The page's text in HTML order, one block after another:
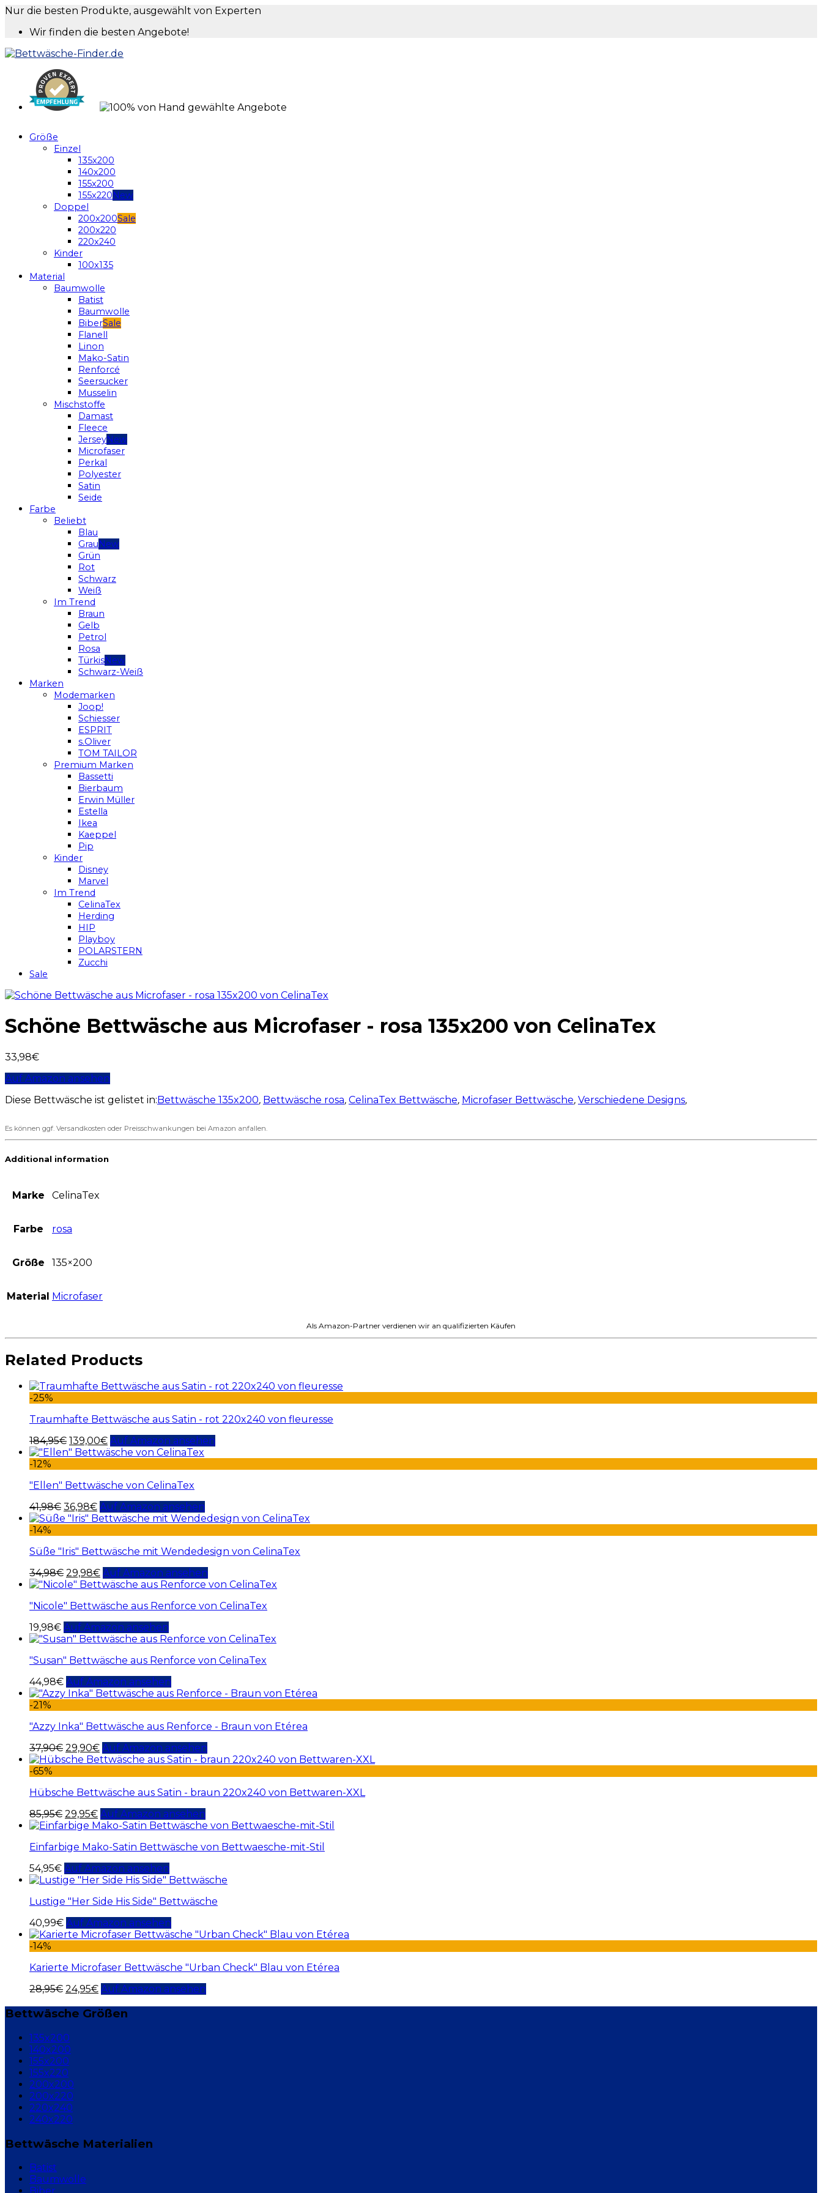
Nur die besten Produkte, ausgewählt von Experten
Wir finden die besten Angebote!
Größe
Einzel
135x200
140x200
155x200
155x220
Doppel
200x200
200x220
220x240
Kinder
100x135
Material
Baumwolle
Batist
Baumwolle
Biber
Flanell
Linon
Mako-Satin
Renforcé
Seersucker
Musselin
Mischstoffe
Damast
Fleece
Jersey
Microfaser
Perkal
Polyester
Satin
Seide
Farbe
Beliebt
Blau
Grau
Grün
Rot
Schwarz
Weiß
Im Trend
Braun
Gelb
Petrol
Rosa
Türkis
Schwarz-Weiß
Marken
Modemarken
Joop!
Schiesser
ESPRIT
s.Oliver
TOM TAILOR
Premium Marken
Bassetti
Bierbaum
Erwin Müller
Estella
Ikea
Kaeppel
Pip
Kinder
Disney
Marvel
Im Trend
CelinaTex
Herding
HIP
Playboy
POLARSTERN
Zucchi
Sale
Schöne Bettwäsche aus Microfaser - rosa 135x200 von CelinaTex
33,98€
Auf Amazon ansehen
Diese Bettwäsche ist gelistet in:Bettwäsche 135x200, Bettwäsche rosa, CelinaTex Bettwäsche, Microfaser Bettwäsche, Verschiedene Designs,
Es können ggf. Versandkosten oder Preisschwankungen bei Amazon anfallen.
Additional information
Marke CelinaTex
Farbe rosa
Größe 135×200
Material Microfaser
Als Amazon-Partner verdienen wir an qualifizierten Käufen
Related Products
-25%
Traumhafte Bettwäsche aus Satin - rot 220x240 von fleuresse
184,95€ 139,00€ Auf Amazon ansehen
-12%
"Ellen" Bettwäsche von CelinaTex
41,98€ 36,98€ Auf Amazon ansehen
-14%
Süße "Iris" Bettwäsche mit Wendedesign von CelinaTex
34,98€ 29,98€ Auf Amazon ansehen
"Nicole" Bettwäsche aus Renforce von CelinaTex
19,98€ Auf Amazon ansehen
"Susan" Bettwäsche aus Renforce von CelinaTex
44,98€ Auf Amazon ansehen
-21%
"Azzy Inka" Bettwäsche aus Renforce - Braun von Etérea
37,90€ 29,90€ Auf Amazon ansehen
-65%
Hübsche Bettwäsche aus Satin - braun 220x240 von Bettwaren-XXL
85,95€ 29,95€ Auf Amazon ansehen
Einfarbige Mako-Satin Bettwäsche von Bettwaesche-mit-Stil
54,95€ Auf Amazon ansehen
Lustige "Her Side His Side" Bettwäsche
40,99€ Auf Amazon ansehen
-14%
Karierte Microfaser Bettwäsche "Urban Check" Blau von Etérea
28,95€ 24,95€ Auf Amazon ansehen
Bettwäsche Größen
135x200
140x200
155x200
155x220
200x200
200x220
220x240
240x220
Bettwäsche Materialien
Batist
Baumwolle